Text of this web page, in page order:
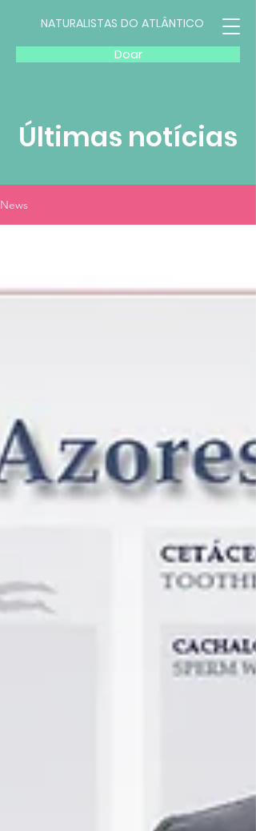
Doar
NATURALISTAS DO ATLÂNTICO
Últimas notícias
News